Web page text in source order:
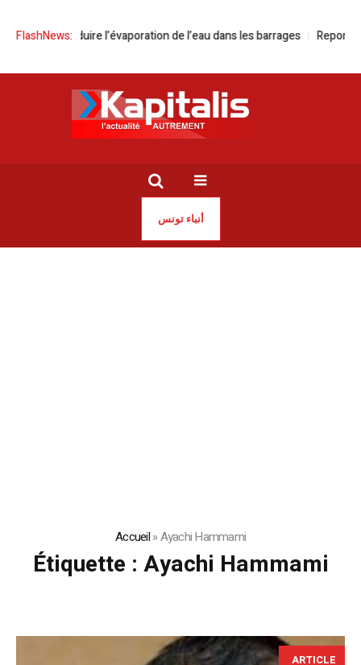
FlashNews:
l’évaporation de l’eau dans les barrages Report du procès de
أنباء تونس
Accueil»Ayachi Hammami
Étiquette : Ayachi Hammami
ARTICLE